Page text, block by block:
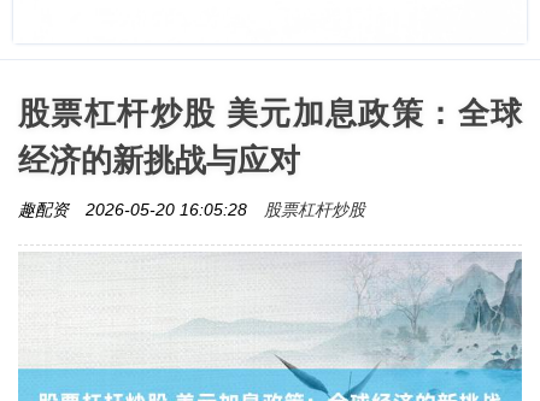
股票杠杆炒股 美元加息政策：全球
经济的新挑战与应对
趣配资 2026-05-20 16:05:28 股票杠杆炒股